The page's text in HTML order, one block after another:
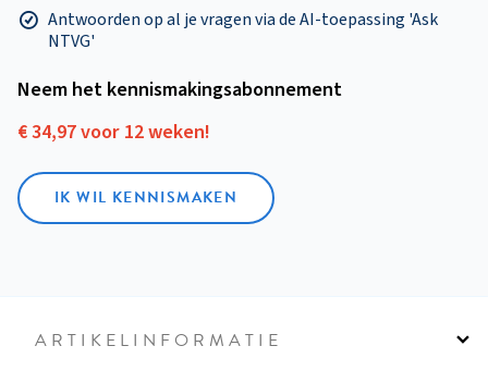
Antwoorden op al je vragen via de AI-toepassing 'Ask
NTVG'
Neem het kennismakings­abonnement
€ 34,97 voor 12 weken!
IK WIL KENNISMAKEN
ARTIKELINFORMATIE